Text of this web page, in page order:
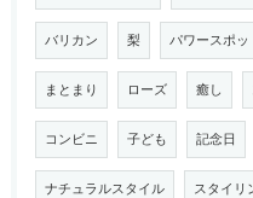
バリカン 梨 パワースポッ
まとまり ローズ 癒し
コンビニ 子ども 記念日
ナチュラルスタイル スタイリ